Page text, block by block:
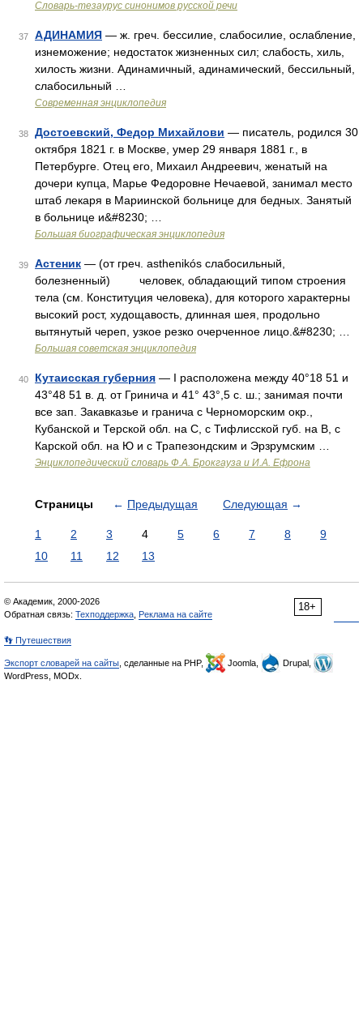
Словарь-тезаурус синонимов русской речи
37 АДИНАМИЯ — ж. греч. бессилие, слабосилие, ослабление,
изнеможение; недостаток жизненных сил; слабость, хиль,
хилость жизни. Адинамичный, адинамический, бессильный,
слабосильный …
Современная энциклопедия
38 Достоевский, Федор Михайлови — писатель, родился 30
октября 1821 г. в Москве, умер 29 января 1881 г., в
Петербурге. Отец его, Михаил Андреевич, женатый на
дочери купца, Марье Федоровне Нечаевой, занимал место
штаб лекаря в Мариинской больнице для бедных. Занятый
в больнице и&#8230; …
Большая биографическая энциклопедия
39 Астеник — (от греч. asthenikós слабосильный,
болезненный) человек, обладающий типом строения
тела (см. Конституция человека), для которого характерны
высокий рост, худощавость, длинная шея, продольно
вытянутый череп, узкое резко очерченное лицо.&#8230; …
Большая советская энциклопедия
40 Кутаисская губерния — I расположена между 40°18 51 и
43°48 51 в. д. от Гринича и 41° 43°,5 с. ш.; занимая почти
все зап. Закавказье и гранича с Черноморским окр.,
Кубанской и Терской обл. на С, с Тифлисской губ. на В, с
Карской обл. на Ю и с Трапезондским и Эрзрумским …
Энциклопедический словарь Ф.А. Брокгауза и И.А. Ефрона
Страницы ← Предыдущая Следующая →
1 2 3 4 5 6 7 8
9
10
11 12 13
18+
© Академик, 2000-2026
Обратная связь: Техподдержка Реклама на сайте
👣 Путешествия
Экспорт словарей на сайты , сделанные на PHP, Joomla,
Drupal,
WordPress, MODx.